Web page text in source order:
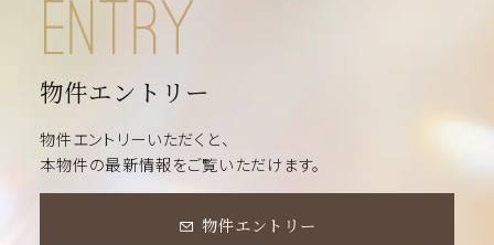
物件エントリー
物件エントリーいただくと、
本物件の最新情報をご覧いただけます。
物件エントリー